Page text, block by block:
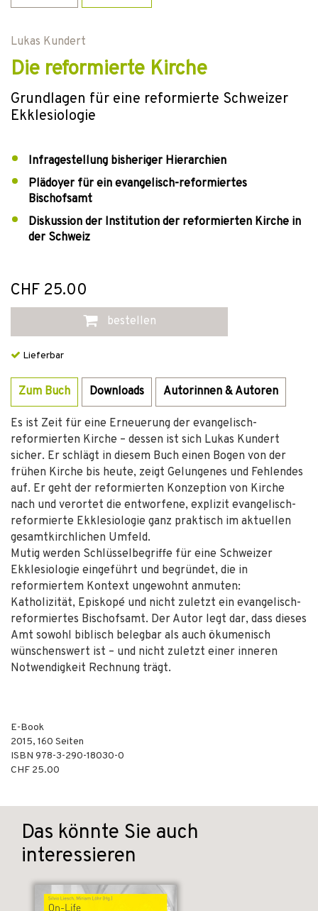
Lukas Kundert
Die reformierte Kirche
Grundlagen für eine reformierte Schweizer
Ekklesiologie
Infragestellung bisheriger Hierarchien
Plädoyer für ein evangelisch-reformiertes
Bischofsamt
Diskussion der Institution der reformierten Kirche in
der Schweiz
CHF 25.00
bestellen
Lieferbar
Zum Buch Downloads Autorinnen & Autoren
Es ist Zeit für eine Erneuerung der evangelisch-
reformierten Kirche – dessen ist sich Lukas Kundert
sicher. Er schlägt in diesem Buch einen Bogen von der
frühen Kirche bis heute, zeigt Gelungenes und Fehlendes
auf. Er geht der reformierten Konzeption von Kirche
nach und verortet die entworfene, explizit evangelisch-
reformierte Ekklesiologie ganz praktisch im aktuellen
gesamtkirchlichen Umfeld.
Mutig werden Schlüsselbegriffe für eine Schweizer
Ekklesiologie eingeführt und begründet, die in
reformiertem Kontext ungewohnt anmuten:
Katholizität, Episkopé und nicht zuletzt ein evangelisch-
reformiertes Bischofsamt. Der Autor legt dar, dass dieses
Amt sowohl biblisch belegbar als auch ökumenisch
wünschenswert ist – und nicht zuletzt einer inneren
Notwendigkeit Rechnung trägt.
E-Book
2015, 160 Seiten
ISBN 978-3-290-18030-0
CHF 25.00
Das könnte Sie auch
interessieren